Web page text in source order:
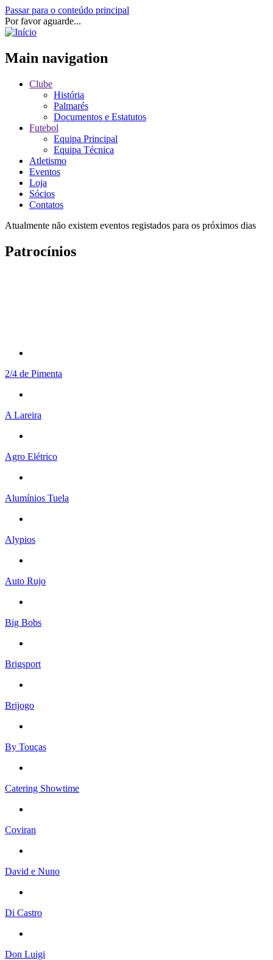
Passar para o conteúdo principal
Por favor aguarde...
Main navigation
Clube
História
Palmarés
Documentos e Estatutos
Futebol
Equipa Principal
Equipa Técnica
Atletismo
Eventos
Loja
Sócios
Contatos
Atualmente não existem eventos registados para os próximos dias
Patrocínios
2/4 de Pimenta
A Lareira
Agro Elétrico
Alumínios Tuela
Alypios
Auto Rujo
Big Bobs
Brigsport
Brijogo
By Touças
Catering Showtime
Coviran
David e Nuno
Di Castro
Don Luigi